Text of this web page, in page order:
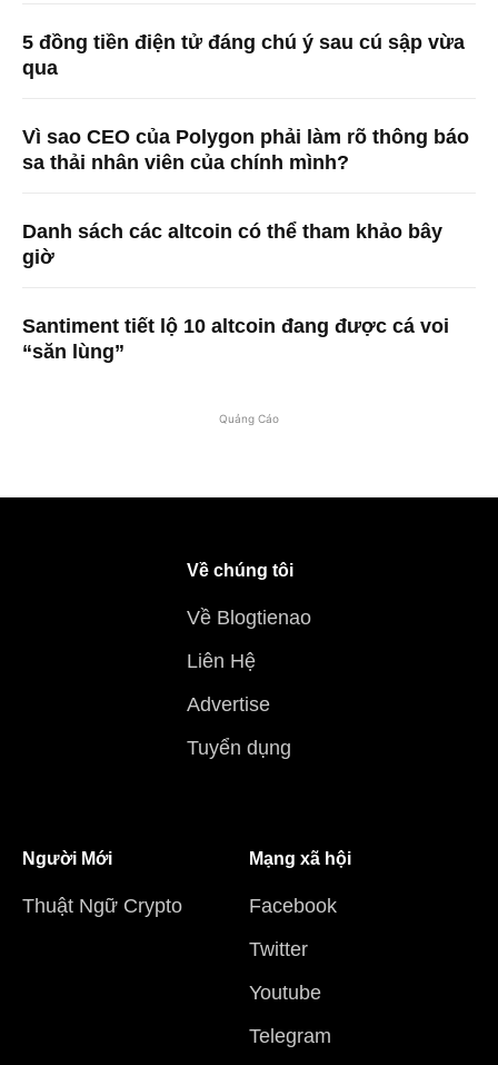
5 đồng tiền điện tử đáng chú ý sau cú sập vừa
qua
Vì sao CEO của Polygon phải làm rõ thông báo
sa thải nhân viên của chính mình?
Danh sách các altcoin có thể tham khảo bây
giờ
Santiment tiết lộ 10 altcoin đang được cá voi
“săn lùng”
Quảng Cáo
Về chúng tôi
Về Blogtienao
Liên Hệ
Advertise
Tuyển dụng
Người Mới
Thuật Ngữ Crypto
Mạng xã hội
Facebook
Twitter
Youtube
Telegram